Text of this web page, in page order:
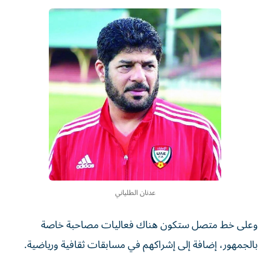
عدنان الطلياني
وعلى خط متصل ستكون هناك فعاليات مصاحبة خاصة
بالجمهور، إضافة إلى إشراكهم في مسابقات ثقافية ورياضية.